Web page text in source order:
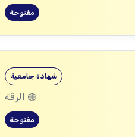
مفتوحة
شهادة جامعية
الرقة
مفتوحة